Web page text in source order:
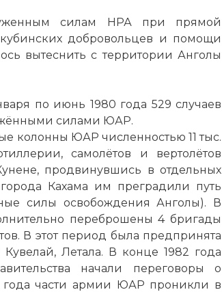
силам НРА при прямой
добровольцев и помощи
вытеснить с территории Анголы
по июнь 1980 года 529 случаев
силами ЮАР.
колонны ЮАР численностью 11 тыс.
самолётов и вертолётов
продвинувшись в отдельных
Кахама им преградили путь
силы освобождения Анголы). В
переброшены 4 бригады
В этот период была предпринята
Летала. В конце 1982 года
начали переговоры о
года части армии ЮАР проникли в